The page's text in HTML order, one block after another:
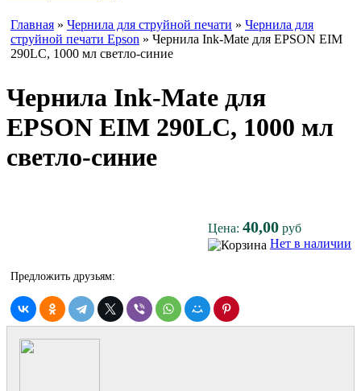
Главная » Чернила для струйной печати » Чернила для
струйной печати Epson » Чернила Ink-Mate для EPSON EIM
290LC, 1000 мл светло-синие
Чернила Ink-Mate для
EPSON EIM 290LC, 1000 мл
светло-синие
Цена: 40,00 руб
Нет в наличии
Предложить друзьям: